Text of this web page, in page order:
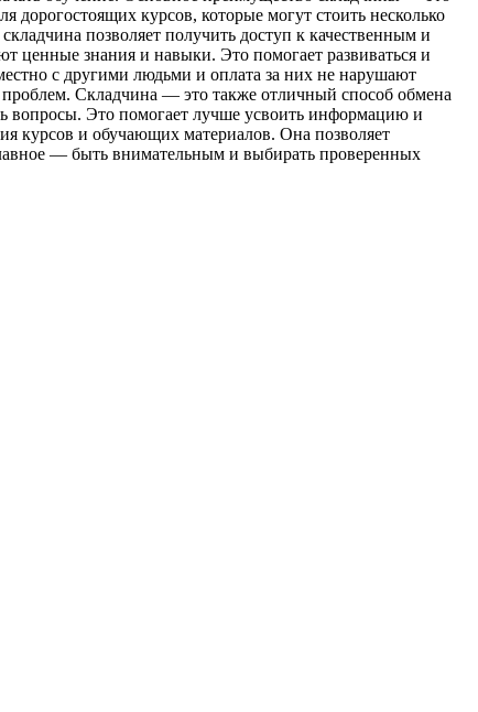
дорогостоящих курсов, которые могут стоить несколько
позволяет получить доступ к качественным и
ценные знания и навыки. Это помогает развиваться и
с другими людьми и оплата за них не нарушают
проблем. Складчина — это также отличный способ обмена
вопросы. Это помогает лучше усвоить информацию и
курсов и обучающих материалов. Она позволяет
— быть внимательным и выбирать проверенных